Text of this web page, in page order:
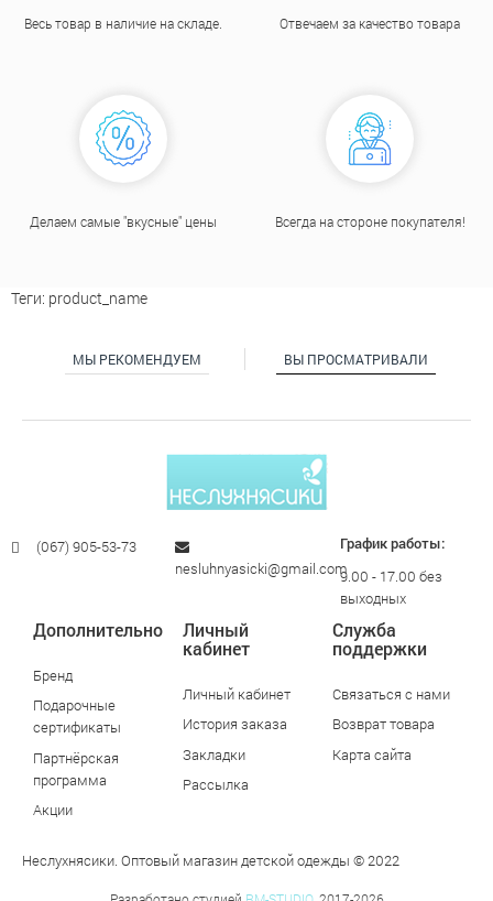
Весь товар в наличие на складе. Отвечаем за качество товара
Делаем самые "вкусные" цены Всегда на стороне покупателя!
Теги: product_name
МЫ РЕКОМЕНДУЕМ ВЫ ПРОСМАТРИВАЛИ
(067) 905-53-73
nesluhnyasicki@gmail.com
График работы:
9.00 - 17.00 без
выходных
Дополнительно
Бренд
Подарочные
сертификаты
Партнёрская
программа
Акции
Личный
кабинет
Личный кабинет
История заказа
Закладки
Рассылка
Служба
поддержки
Связаться с нами
Возврат товара
Карта сайта
Неслухнясики. Оптовый магазин детской одежды © 2022